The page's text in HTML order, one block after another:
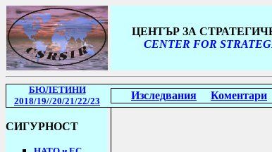
ЦЕНТЪР ЗА
CENTER FOR
БЮЛЕТИНИ
2018/19//20/21/22/23 Изследвания Коментари
СИГУРНОСТ